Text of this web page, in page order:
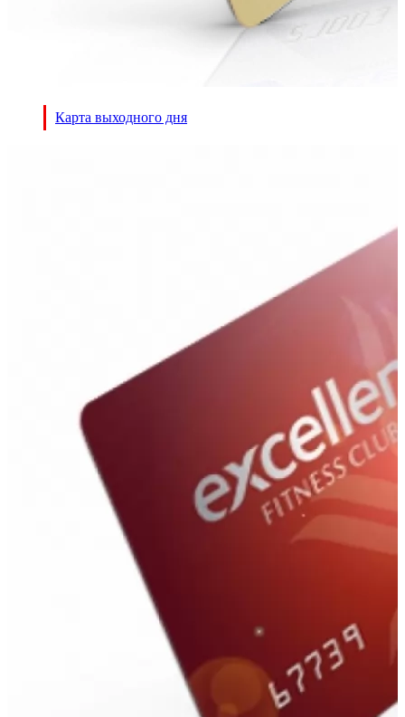
Карта выходного дня